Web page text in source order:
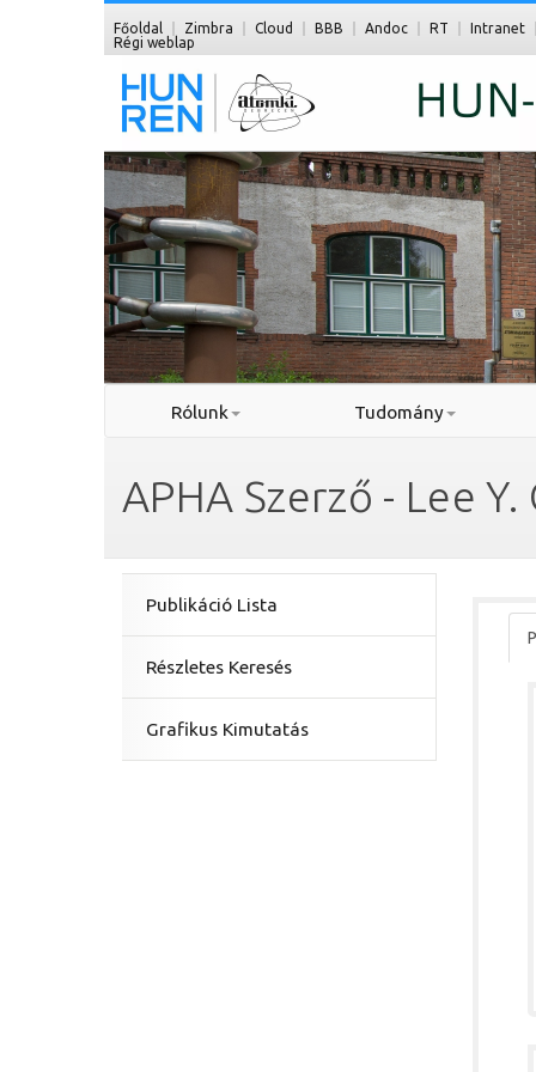
Főoldal Zimbra Cloud BBB Andoc RT
Intranet
Régi weblap
Rólunk Tudomány
APHA Szerző - Lee Y.
Publikáció Lista
Részletes Keresés
Grafikus Kimutatás